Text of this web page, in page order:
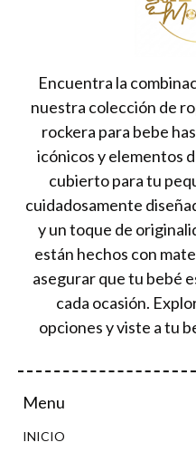
Encuentra la
nuestra colección de
rockera para bebe
icónicos y elementos
cubierto para tu
cuidadosamente
y un toque de
están hechos con
asegurar que tu bebé
cada ocasión.
opciones y viste a tu
Menu
INICIO